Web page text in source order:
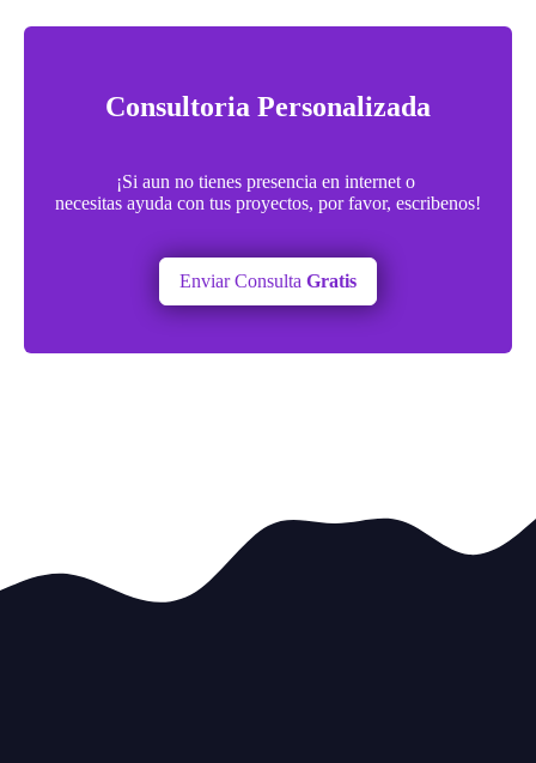
Consultoria Personalizada
¡Si aun no tienes presencia en internet o
necesitas ayuda con tus proyectos, por favor, escribenos!
Enviar Consulta Gratis